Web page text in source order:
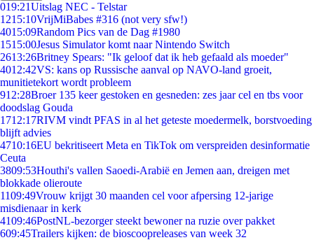
019:21Uitslag NEC - Telstar
1215:10VrijMiBabes #316 (not very sfw!)
4015:09Random Pics van de Dag #1980
1515:00Jesus Simulator komt naar Nintendo Switch
2613:26Britney Spears: "Ik geloof dat ik heb gefaald als moeder"
4012:42VS: kans op Russische aanval op NAVO-land groeit,
munitietekort wordt probleem
912:28Broer 135 keer gestoken en gesneden: zes jaar cel en tbs voor
doodslag Gouda
1712:17RIVM vindt PFAS in al het geteste moedermelk, borstvoeding
blijft advies
4710:16EU bekritiseert Meta en TikTok om verspreiden desinformatie
Ceuta
3809:53Houthi's vallen Saoedi-Arabië en Jemen aan, dreigen met
blokkade olieroute
1109:49Vrouw krijgt 30 maanden cel voor afpersing 12-jarige
misdienaar in kerk
4109:46PostNL-bezorger steekt bewoner na ruzie over pakket
609:45Trailers kijken: de bioscoopreleases van week 32